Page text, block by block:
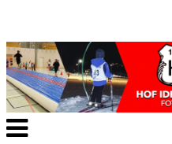
Veksle
navigasjon